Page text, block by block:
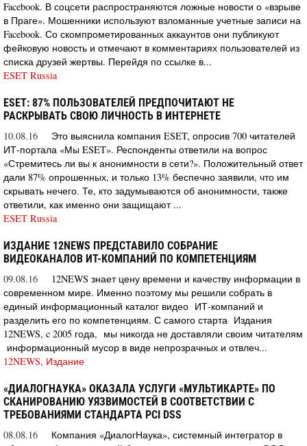
Facebook. В соцсети распространяются ложные новости о «взрыве
в Праге». Мошенники используют взломанные учетные записи на
Facebook. Со скомпрометированных аккаунтов они публикуют
фейковую новость и отмечают в комментариях пользователей из
списка друзей жертвы. Перейдя по ссылке в...
ESET Russia
ESET: 87% ПОЛЬЗОВАТЕЛЕЙ ПРЕДПОЧИТАЮТ НЕ
РАСКРЫВАТЬ СВОЮ ЛИЧНОСТЬ В ИНТЕРНЕТЕ
10.08.16
Это выяснила компания ESET, опросив 700 читателей
ИТ-портала «Мы ESET». Респонденты ответили на вопрос
«Стремитесь ли вы к анонимности в сети?». Положительный ответ
дали 87% опрошенных, и только 13% беспечно заявили, что им
скрывать нечего. Те, кто задумываются об анонимности, также
ответили, как именно они защищают ...
ESET Russia
ИЗДАНИЕ 12NEWS ПРЕДСТАВИЛО СОБРАНИЕ
ВИДЕОКАНАЛОВ ИТ-КОМПАНИЙ ПО КОМПЕТЕНЦИЯМ
09.08.16
12NEWS знает цену времени и качеству информации в
современном мире. Именно поэтому мы решили собрать в
единый информационный каталог видео ИТ-компаний и
разделить его по компетенциям. С самого старта Издания
12NEWS, c 2005 года, мы никогда не доставляли своим читателям
информационный мусор в виде непрозрачных и отвлеч...
12NEWS, Издание
«ДИАЛОГНАУКА» ОКАЗАЛА УСЛУГИ «МУЛЬТИКАРТЕ» ПО
СКАНИРОВАНИЮ УЯЗВИМОСТЕЙ В СООТВЕТСТВИИ С
ТРЕБОВАНИЯМИ СТАНДАРТА PCI DSS
08.08.16
Компания «ДиалогНаука», системный интегратор в